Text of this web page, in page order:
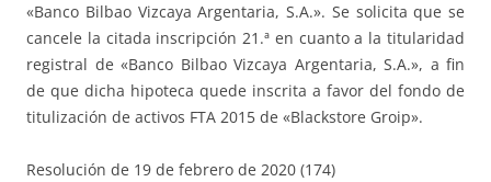
«Banco Bilbao Vizcaya Argentaria, S.A.». Se solicita que se
cancele la citada inscripción 21.ª en cuanto a la titularidad
registral de «Banco Bilbao Vizcaya Argentaria, S.A.», a fin
de que dicha hipoteca quede inscrita a favor del fondo de
titulización de activos FTA 2015 de «Blackstore Groip».
Resolución de 19 de febrero de 2020 (174)